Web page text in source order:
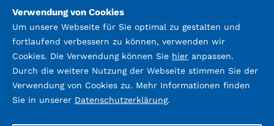
Datenschutz Impressum &
Kontakt
Verwendung von Cookies
Um unsere Webseite für Sie optimal zu gestalten und
fortlaufend verbessern zu können, verwenden wir
Cookies. Die Verwendung können Sie hier anpassen.
Durch die weitere Nutzung der Webseite stimmen Sie der
Verwendung von Cookies zu. Mehr Informationen finden
Sie in unserer Datenschutzerklärung.